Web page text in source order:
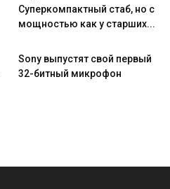
Cуперкомпактный стаб, но с
мощностью как у старших...
Sony выпустят свой первый
32-битный микрофон